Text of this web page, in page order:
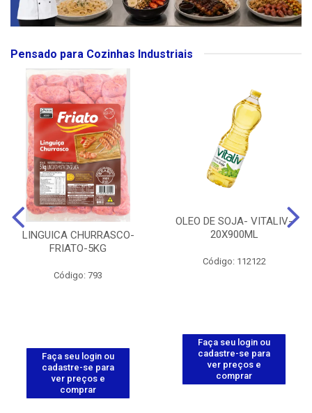
Pensado para Cozinhas Industriais
LINGUICA CHURRASCO-
FRIATO-5KG
Código: 793
Faça seu login ou
cadastre-se para
ver preços e
comprar
OLEO DE SOJA- VITALIV-
20X900ML
Código: 112122
Faça seu login ou
cadastre-se para
ver preços e
comprar